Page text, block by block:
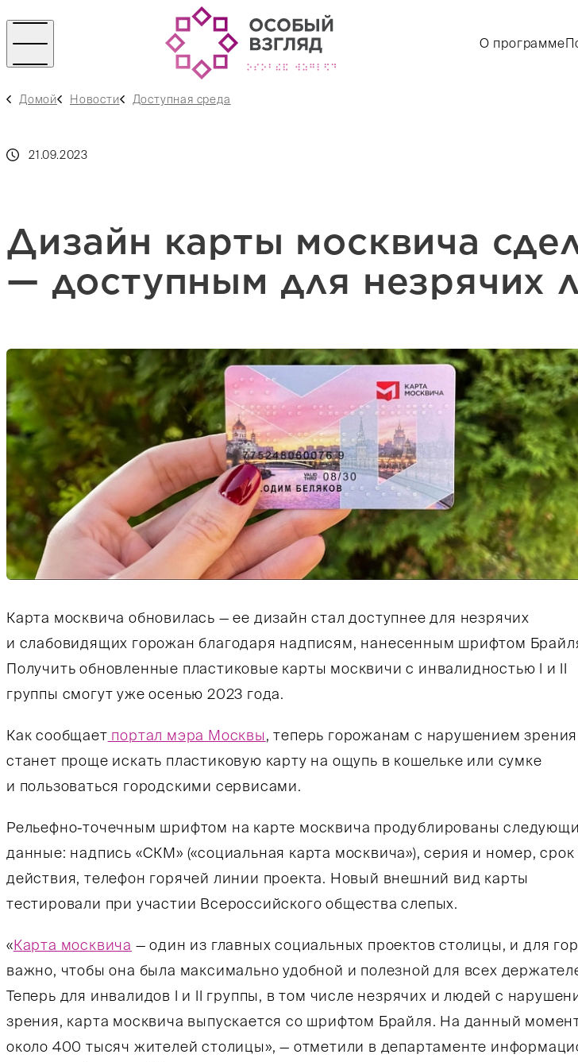
О программе
Домой Новости Доступная среда
21.09.2023
Дизайн карты москвича
— доступным для незрячих
Карта москвича обновилась — ее дизайн стал доступнее для незрячих
и слабовидящих горожан благодаря надписям, нанесенным шрифтом
Получить обновленные пластиковые карты москвичи с инвалидностью I и II
группы смогут уже осенью 2023 года.
Как сообщает портал мэра Москвы, теперь горожанам с нарушением зрения
станет проще искать пластиковую карту на ощупь в кошельке или сумке
и пользоваться городскими сервисами.
Рельефно-точечным шрифтом на карте москвича продублированы
данные: надпись «СКМ» («социальная карта москвича»), серия и номер, срок
действия, телефон горячей линии проекта. Новый внешний вид карты
тестировали при участии Всероссийского общества слепых.
«Карта москвича — один из главных социальных проектов столицы, и для
важно, чтобы она была максимально удобной и полезной для всех
Теперь для инвалидов I и II группы, в том числе незрячих и людей c
зрения, карта москвича выпускается со шрифтом Брайля. На данный
около 400 тысяч жителей столицы», — отметили в департаменте